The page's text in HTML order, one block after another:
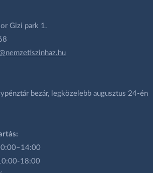
Gizi park 1.
bezár, legközelebb augusztus 24-én
18:00